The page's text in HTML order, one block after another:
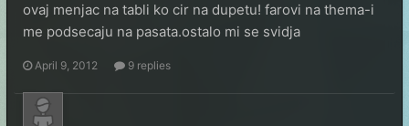
ovaj menjac na tabli ko cir na dupetu! farovi na thema-i
me podsecaju na pasata.ostalo mi se svidja
April 9, 2012 9 replies